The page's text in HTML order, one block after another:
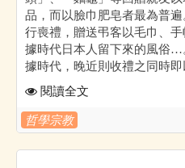
品，而以臉巾肥皂者最為普
行喪禮，贈送弔客以毛巾、
據時代日本人留下來的風俗…
據時代，晚近則收禮之同時即
閱讀全文
哲學宗教